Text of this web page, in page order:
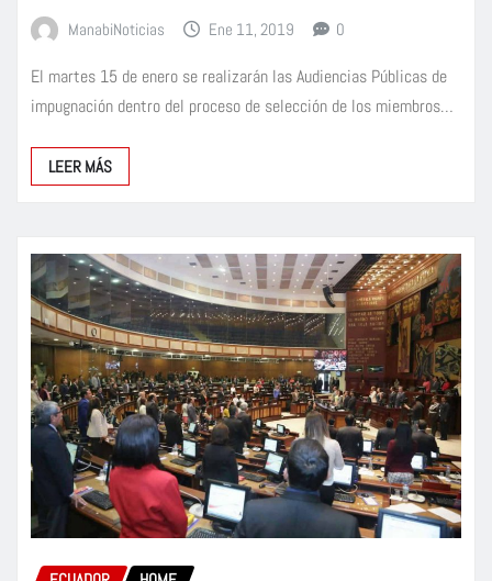
ManabiNoticias Ene 11, 2019 0
El martes 15 de enero se realizarán las Audiencias Públicas de
impugnación dentro del proceso de selección de los miembros…
LEER MÁS